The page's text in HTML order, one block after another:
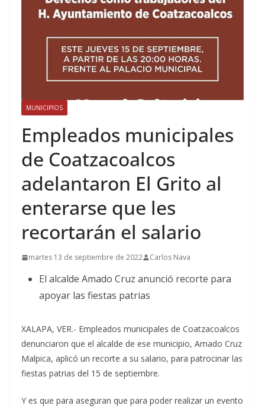
MUNICIPIOS
Empleados municipales
de Coatzacoalcos
adelantaron El Grito al
enterarse que les
recortarán el salario
martes 13 de septiembre de 2022 Carlos Nava
El alcalde Amado Cruz anunció recorte para
apoyar las fiestas patrias
XALAPA, VER.- Empleados municipales de Coatzacoalcos
denunciaron que el alcalde de ese municipio, Amado Cruz
Malpica, aplicó un recorte a su salario, para patrocinar las
fiestas patrias del 15 de septiembre.
Y es que para aseguran que para poder realizar un evento